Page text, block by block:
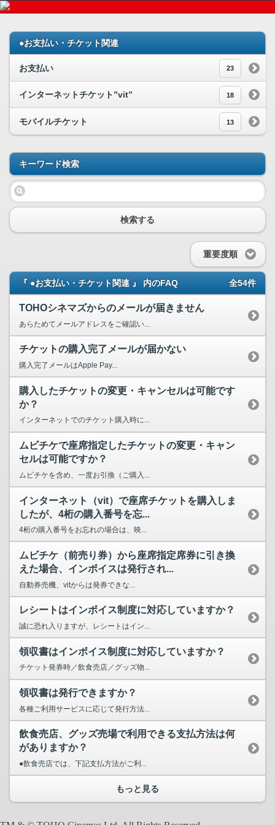
●お支払い・チケット関連
お支払い 23
インターネットチケット”vit” 18
モバイルチケット 13
キーワード検索
検索する
重要度順
『 ●お支払い・チケット関連 』 内のFAQ 全54件
TOHOシネマズからのメールが届きません
あらためてメールアドレスをご確認い...
チケットの購入完了メールが届かない
購入完了メールはApple Pay...
購入したチケットの変更・キャンセルは可能です
か？
インターネットでのチケット購入時に...
ムビチケで座席指定したチケットの変更・キャン
セルは可能ですか？
ムビチケを含め、一度お引換（ご購入...
インターネット（vit）で座席チケットを購入しま
したが、4桁の購入番号を忘...
4桁の購入番号をお忘れの場合は、映...
ムビチケ（前売り券）から座席指定席券に引き換
えた場合、インボイスは発行され...
自動券売機、vitからは発券できな...
レシートはインボイス制度に対応していますか？
誠に恐れ入りますが、レシートはイン...
領収書はインボイス制度に対応していますか？
チケット発券時／飲食売店／グッズ物...
領収書は発行できますか？
各種ご利用サービスに応じて発行方法...
飲食売店、グッズ売場で利用できる支払方法は何
がありますか？
●飲食売店では、下記支払方法がご利...
もっと見る